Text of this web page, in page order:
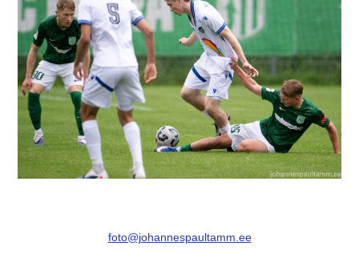
foto@johannespaultamm.ee